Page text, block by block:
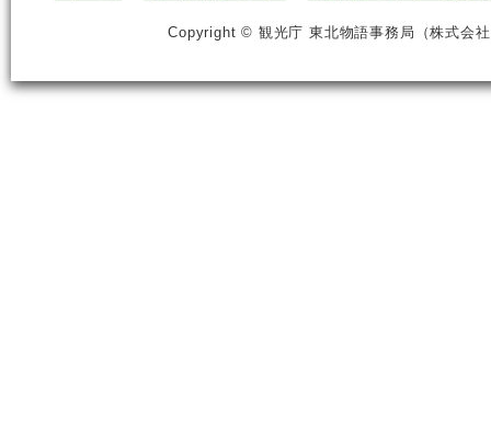
Copyright © 観光庁 東北物語事務局（株式会